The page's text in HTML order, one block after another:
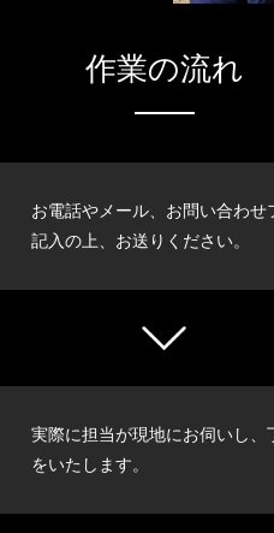
作業の流れ
お電話やメール、お問い合わ
記入の上、お送りください。
実際に担当が現地にお伺いし
をいたします。